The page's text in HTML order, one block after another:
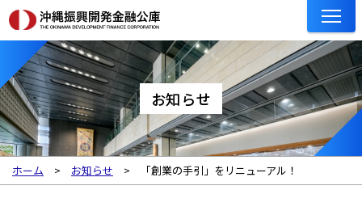
お知らせ
ホーム お知らせ 「創業の手引」をリニューアル！